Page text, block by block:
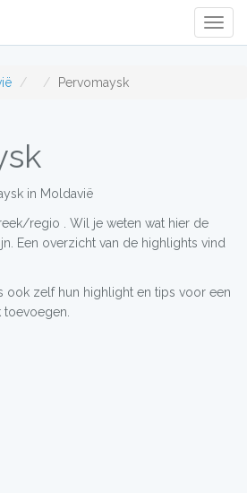
Pervomaysk
in Moldavië
regio . Wil je weten wat hier de
Een overzicht van de highlights vind
ook zelf hun highlight en tips voor een